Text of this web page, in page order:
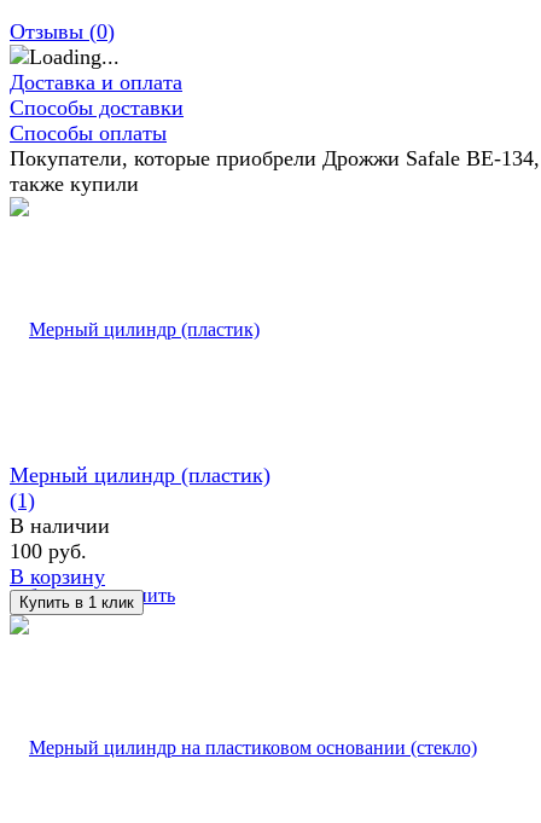
Отзывы (0)
Доставка и оплата
Способы доставки
Способы оплаты
Покупатели, которые приобрели Дрожжи Safale BE-134,
также купили
избранное сравнить
Мерный цилиндр (пластик)
(1)
В наличии
100 руб.
В корзину